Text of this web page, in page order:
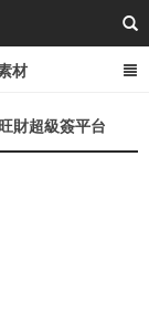
材
財超級簽平台